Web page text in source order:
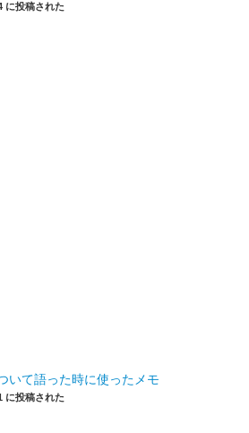
に投稿された
いて語った時に使ったメモ
に投稿された